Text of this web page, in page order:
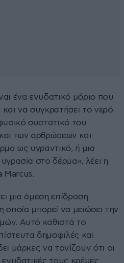
ένα ενυδατικό μόριο που
να συγκρατήσει το νερό
συστατικό του
των αρθρώσεων και
ως υγραντικό, ή μια
στο δέρμα», λέει η
Marcus.
μια άμεση επίδραση
μπορεί να μειώσει την
Αυτό καθιστά το
δημοφιλές και
μάρκες να τονίζουν ότι οι
ενυδατικές τους κρέμες